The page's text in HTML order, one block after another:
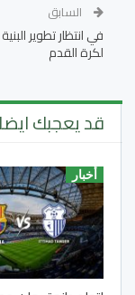
السابق
في انتظار تطوير
لكرة القدم
قد يعجبك ايضا
أخبار